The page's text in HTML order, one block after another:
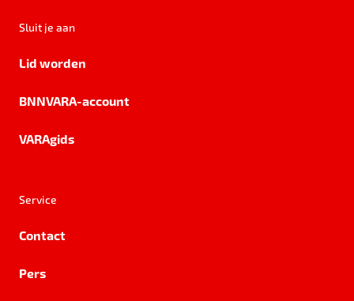
Sluit je aan
Lid worden
BNNVARA-account
VARAgids
Service
Contact
Pers